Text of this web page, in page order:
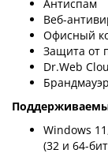
Антиспам
Веб-
Офисный
Защита от
Dr.Web
Брандмауэр
Windows
(32 и 64-